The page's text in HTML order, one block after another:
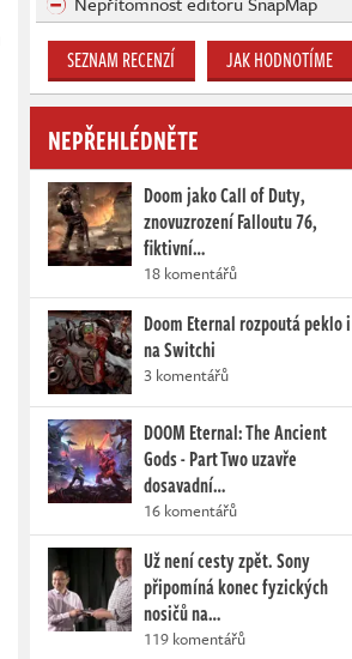
SEZNAM RECENZÍ JAK HODNOTÍME
NEPŘEHLÉDNĚTE
Doom jako Call of Duty,
znovuzrození Falloutu 76,
fiktivní…
18 komentářů
Doom Eternal rozpoutá peklo i
na Switchi
3 komentářů
DOOM Eternal: The Ancient
Gods - Part Two uzavře
dosavadní…
16 komentářů
Už není cesty zpět. Sony
připomíná konec fyzických
nosičů na…
119 komentářů